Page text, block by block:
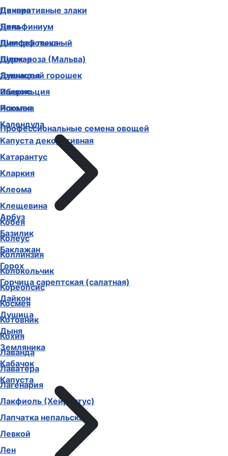
Декоративные злаки
Дельфиниум
Диморфотека
Дурман
Душистый горошек
Иберис
Ипомея
Календула
Капуста декоративная
Катарантус
Кларкия
Клеома
Клещевина
Кобея
Колеус
Коллинзия
Колокольчик
Кореопсис
Космея
Котовник
Кохия
Лаванда
Лаватера
Лагенария
Лакфиоль (Хейрантус)
Лапчатка непальская
Левкой
Лен
Цинния
Чина
Шалфей пышный
Шток-роза (Мальва)
Эхинацея
Эшшольция
Ясколка
Профессиональные семена овощей
Арбуз
Базилик
Баклажан
Горох
Горчица сарептская (салатная)
Дайкон
Душица
Дыня
Земляника
Кабачок
Капуста